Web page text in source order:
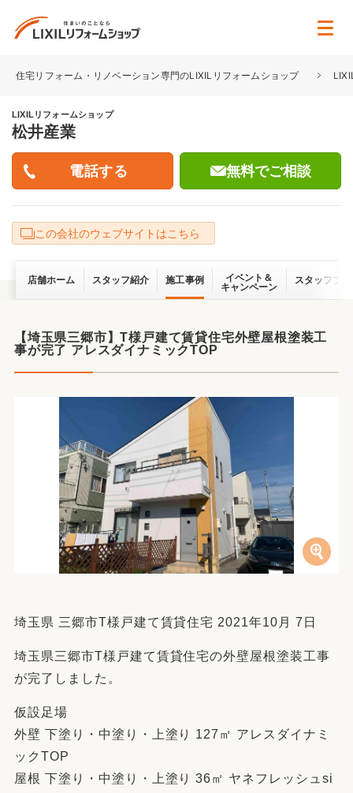
住宅リフォーム・リノベーション専門のLIXILリフォームショップ
LIXILリフォームショップ
松井産業
無料でご相談
この会社のウェブサイトはこちら
店舗ホーム スタッフ紹介 施工事例
イベント＆
キャンペーン
スタッフブ
【埼玉県三郷市】T様戸建て賃貸住宅外壁屋根塗装工
事が完了 アレスダイナミックTOP
埼玉県 三郷市T様戸建て賃貸住宅 2021年10月 7日
埼玉県三郷市T様戸建て賃貸住宅の外壁屋根塗装工事
が完了しました。
仮設足場
外壁 下塗り・中塗り・上塗り 127㎡ アレスダイナミ
ックTOP
屋根 下塗り・中塗り・上塗り 36㎡ ヤネフレッシュsi